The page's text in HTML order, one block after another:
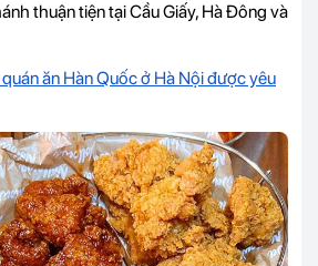
thuận tiện tại Cầu Giấy, Hà Đông và
ăn Hàn Quốc ở Hà Nội được yêu